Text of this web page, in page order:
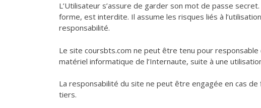
L’Utilisateur s’assure de garder son mot de passe
forme, est interdite. Il assume les risques liés à
responsabilité.
Le site coursbts.com ne peut être tenu pour
matériel informatique de l’Internaute, suite à une
La responsabilité du site ne peut être engagée en cas
tiers.